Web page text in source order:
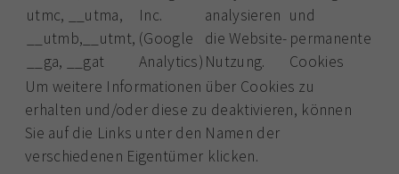
utmc, __utma,
__utmb,__utmt,
__ga, __gat
Inc.
(Google
Analytics)
analysieren
die Website-
Nutzung.
und
permanente
Cookies
Um weitere Informationen über Cookies zu
erhalten und/oder diese zu deaktivieren, können
Sie auf die Links unter den Namen der
verschiedenen Eigentümer klicken.